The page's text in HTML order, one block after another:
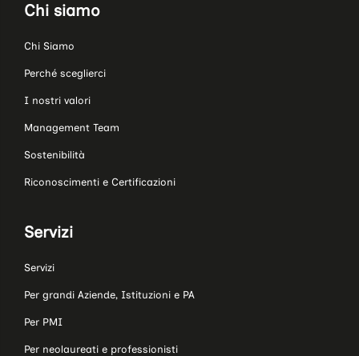
Chi siamo
Chi Siamo
Perché sceglierci
I nostri valori
Management Team
Sostenibilità
Riconoscimenti e Certificazioni
Servizi
Servizi
Per grandi Aziende, Istituzioni e PA
Per PMI
Per neolaureati e professionisti